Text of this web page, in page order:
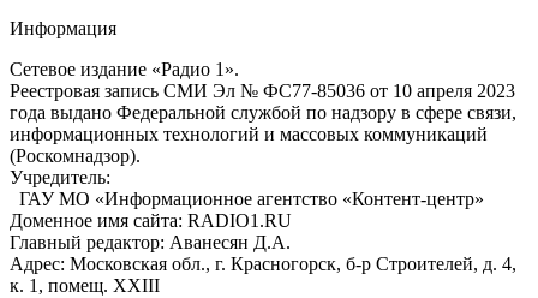
Информация
Сетевое издание «Радио 1».
Реестровая запись СМИ Эл № ФС77-85036 от 10 апреля 2023
года выдано Федеральной службой по надзору в сфере связи,
информационных технологий и массовых коммуникаций
(Роскомнадзор).
Учредитель:
ГАУ МО «Информационное агентство «Контент-центр»
Доменное имя сайта: RADIO1.RU
Главный редактор: Аванесян Д.А.
Адрес: Московская обл., г. Красногорск, б-р Строителей, д. 4,
к. 1, помещ. XXIII